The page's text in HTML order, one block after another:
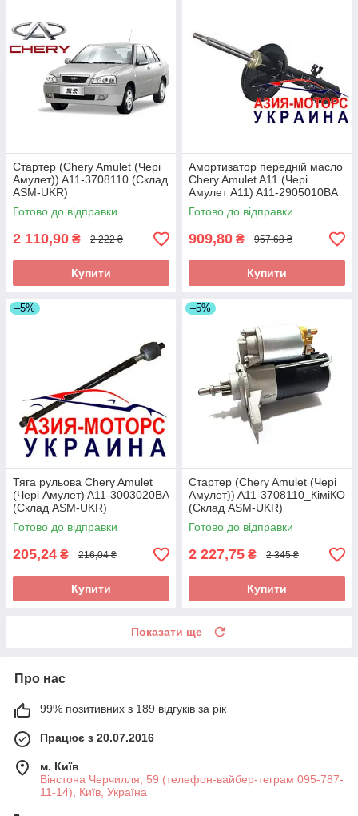
Стартер (Chery Amulet (Чері
Амулет)) A11-3708110 (Склад
ASM-UKR)
Готово до відправки
2 110,90 ₴ 2 222 ₴
Купити
Амортизатор передній масло
Chery Amulet A11 (Чері
Амулет А11) A11-2905010BA
(Склад ASM-UKR) Кимико
Готово до відправки
909,80 ₴ 957,68 ₴
Купити
–5%
Тяга рульова Chery Amulet
(Чері Амулет) A11-3003020BA
(Склад ASM-UKR)
Готово до відправки
205,24 ₴ 216,04 ₴
Купити
–5%
Стартер (Chery Amulet (Чері
Амулет)) A11-3708110_КіміКО
(Склад ASM-UKR)
Готово до відправки
2 227,75 ₴ 2 345 ₴
Купити
Показати ще
Про нас
99% позитивних з 189 відгуків за рік
Працює з 20.07.2016
м. Київ
Вінстона Черчилля, 59 (телефон-вайбер-теграм 095-787-
11-14), Київ, Україна